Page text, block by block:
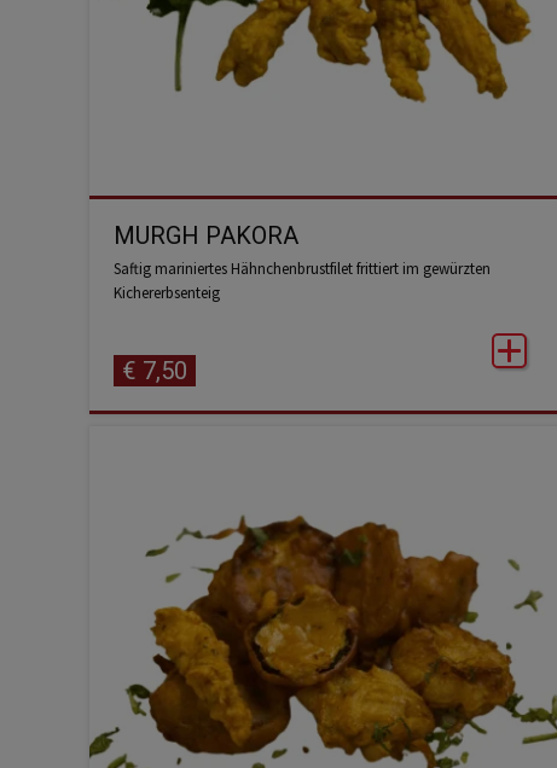
MURGH PAKORA
Saftig mariniertes Hähnchenbrustfilet frittiert im gewürzten
Kichererbsenteig
€ 7,50